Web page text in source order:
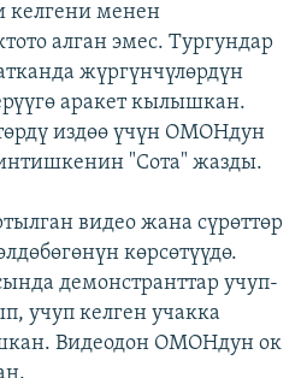
менен
алган эмес. Тургундар
жүргүнчүлөрдүн
аракет кылышкан.
издөө үчүн ОМОНдун
"Сота" жазды.
видео жана сүрөттөр
көрсөтүүдө.
демонстранттар учуп-
учуп келген учакка
Видеодон ОМОНдун ок